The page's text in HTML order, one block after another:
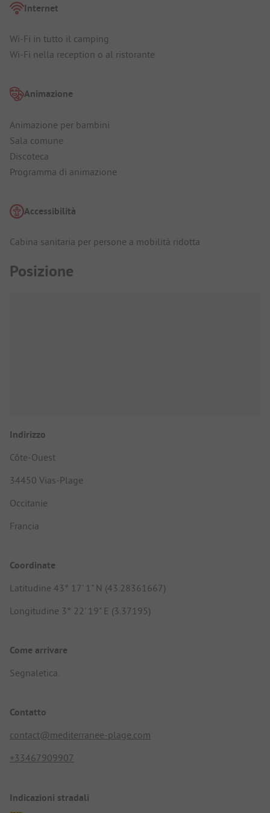
Internet
Wi-Fi in tutto il camping
Wi-Fi nella reception o al ristorante
Animazione
Animazione per bambini
Sala comune
Discoteca
Programma di animazione
Accessibilità
Cabina sanitaria per persone a mobilità ridotta
Posizione
Indirizzo
Côte-Ouest
34450 Vias-Plage
Occitanie
Francia
Coordinate
Latitudine 43° 17' 1" N (43.28361667)
Longitudine 3° 22' 19" E (3.37195)
Come arrivare
Segnaletica.
Contatto
contact@mediterranee-plage.com
+33467909907
Indicazioni stradali